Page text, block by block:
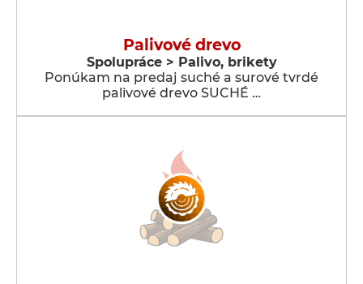
Palivové drevo
Spolupráce > Palivo, brikety
Ponúkam na predaj suché a surové tvrdé
palivové drevo SUCHÉ …